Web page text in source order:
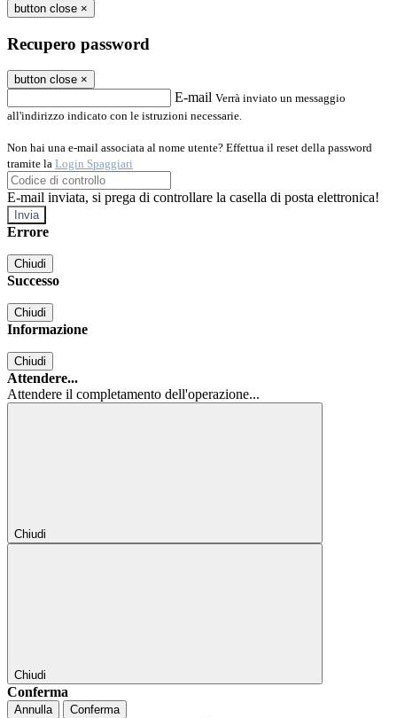
button close ×
Recupero password
button close ×
E-mail Verrà inviato un messaggio
all'indirizzo indicato con le istruzioni necessarie.
Non hai una e-mail associata al nome utente? Effettua il reset della password
tramite la Login Spaggiari
E-mail inviata, si prega di controllare la casella di posta elettronica!
Errore
Chiudi
Successo
Chiudi
Informazione
Chiudi
Attendere...
Attendere il completamento dell'operazione...
Chiudi
Chiudi
Conferma
Annulla Conferma